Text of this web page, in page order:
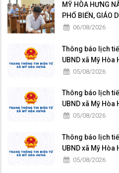
MỸ HÒA HƯNG
PHỔ BIẾN, GIÁO
06/08/2026
Thông báo lịch
UBND xã Mỹ
05/08/2026
Thông báo lịch
UBND xã Mỹ
05/08/2026
Thông báo lịch
UBND xã Mỹ
05/08/2026